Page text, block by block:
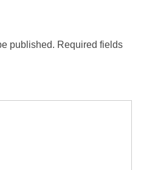
published. Required fields